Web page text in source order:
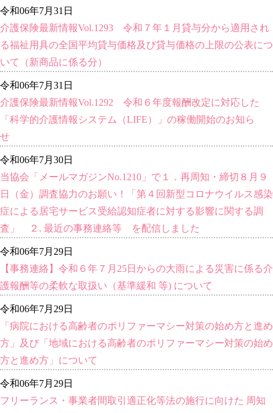
令和06年7月31日
介護保険最新情報Vol.1293 令和７年１月貸与分から適用され
る福祉用具の全国平均貸与価格及び貸与価格の上限の公表につ
いて（新商品に係る分）
令和06年7月31日
介護保険最新情報Vol.1292 令和６年度報酬改定に対応した
「科学的介護情報システム（LIFE）」の稼働開始のお知ら
せ
令和06年7月30日
当協会「メールマガジンNo.1210」で１．再周知・締切８月９
日（金）調査協力のお願い！「第４回新型コロナウイルス感染
症による居宅サービス受給認知症者に対する影響に関する調
査」 ２. 最近の事務連絡等 を配信しました
令和06年7月29日
【事務連絡】令和６年７月25日からの大雨による災害に係る介
護報酬等の柔軟な取扱い（基準緩和 等) について
令和06年7月29日
「病院における高齢者のポリファーマシー対策の始め方と進め
方」及び「地域における高齢者のポリファーマシー対策の始め
方と進め方」について
令和06年7月29日
フリーランス・事業者間取引適正化等法の施行に向けた 周知